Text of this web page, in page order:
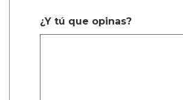
¿Y tú que opinas?